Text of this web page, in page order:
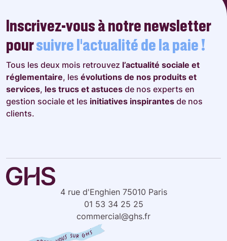
Inscrivez-vous à notre newsletter
poursuivre l’actualité de la paie !
Tous les deux mois retrouvez l’actualité sociale et
réglementaire, les évolutions de nos produits et
services, les trucs et astuces de nos experts en
gestion sociale et les initiatives inspirantes de nos
clients.
4 rue d'Enghien 75010 Paris
01 53 34 25 25
commercial@ghs.fr